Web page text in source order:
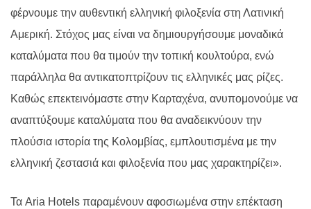
φέρνουμε την αυθεντική ελληνική φιλοξενία στη Λατινική
Αμερική. Στόχος μας είναι να δημιουργήσουμε μοναδικά
καταλύματα που θα τιμούν την τοπική κουλτούρα, ενώ
παράλληλα θα αντικατοπτρίζουν τις ελληνικές μας ρίζες.
Καθώς επεκτεινόμαστε στην Καρταχένα, ανυπομονούμε να
αναπτύξουμε καταλύματα που θα αναδεικνύουν την
πλούσια ιστορία της Κολομβίας, εμπλουτισμένα με την
ελληνική ζεστασιά και φιλοξενία που μας χαρακτηρίζει».
Τα Aria Hotels παραμένουν αφοσιωμένα στην επέκταση